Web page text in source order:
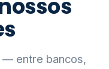
— entre bancos,